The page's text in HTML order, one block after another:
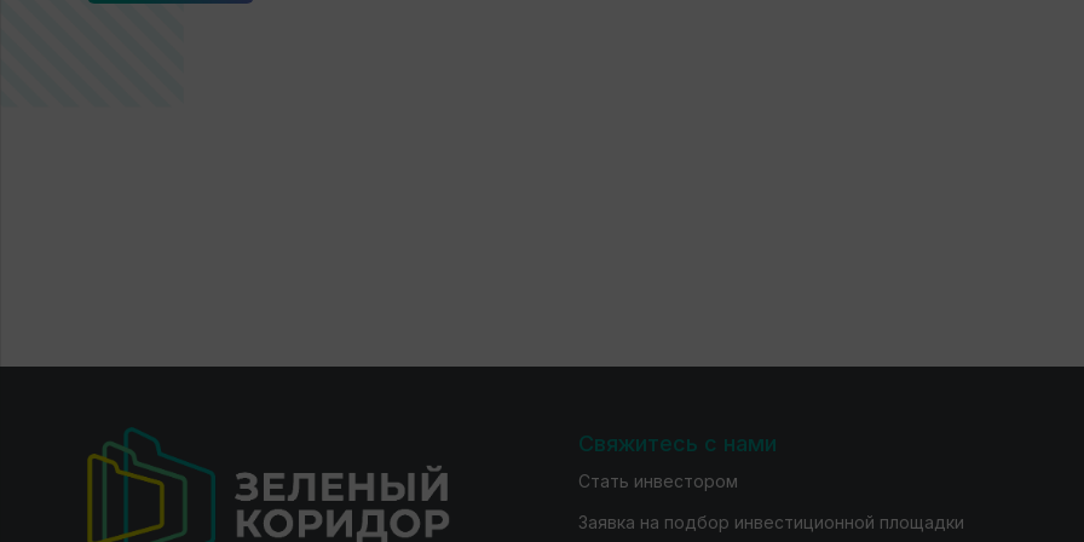
Свяжитесь с нами
Стать инвестором
Заявка на подбор инвестиционной площадки